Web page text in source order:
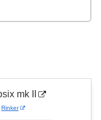
mk II
Rinker